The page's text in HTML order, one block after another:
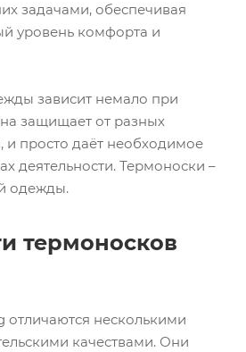
задачами, обеспечивая
уровень комфорта и
зависит немало при
защищает от разных
и просто даёт необходимое
деятельности. Термоноски –
одежды.
термоносков
несколькими
качествами. Они